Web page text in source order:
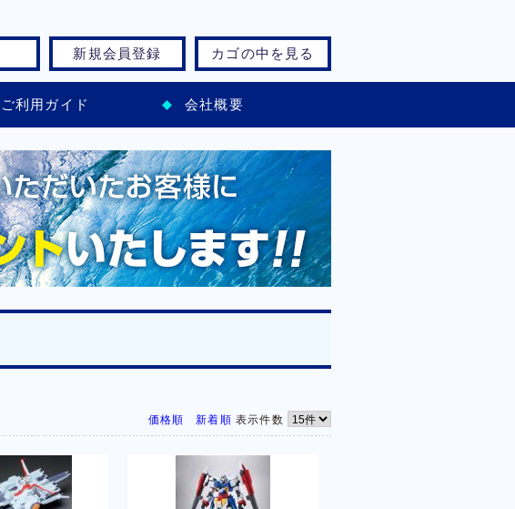
新規会員登録 カゴの中を見る
ご利用ガイド 会社概要
価格順 新着順 表示件数